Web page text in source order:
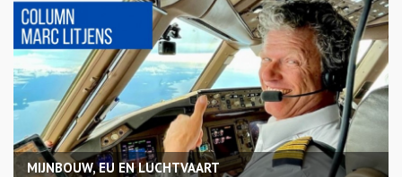
MIJNBOUW, EU EN LUCHTVAART